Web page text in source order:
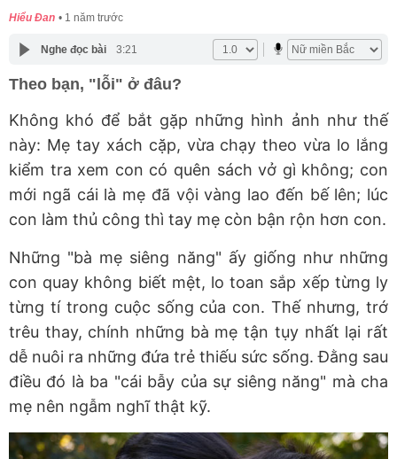
Hiểu Đan 1 năm trước
Nghe đọc bài 3:21
Theo bạn, "lỗi" ở đâu?
Không khó để bắt gặp những hình ảnh như thế
này: Mẹ tay xách cặp, vừa chạy theo vừa lo lắng
kiểm tra xem con có quên sách vở gì không; con
mới ngã cái là mẹ đã vội vàng lao đến bế lên; lúc
con làm thủ công thì tay mẹ còn bận rộn hơn con.
Những "bà mẹ siêng năng" ấy giống như những
con quay không biết mệt, lo toan sắp xếp từng ly
từng tí trong cuộc sống của con. Thế nhưng, trớ
trêu thay, chính những bà mẹ tận tụy nhất lại rất
dễ nuôi ra những đứa trẻ thiếu sức sống. Đằng sau
điều đó là ba "cái bẫy của sự siêng năng" mà cha
mẹ nên ngẫm nghĩ thật kỹ.